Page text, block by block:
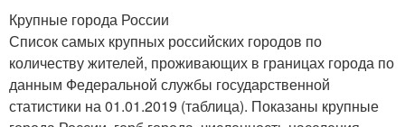
Крупные города России
Список самых крупных российских городов по
количеству жителей, проживающих в границах города по
данным Федеральной службы государственной
статистики на 01.01.2019 (таблица). Показаны крупные